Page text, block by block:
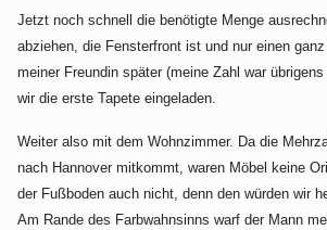
Jetzt noch schnell die benötigte Menge
abziehen, die Fensterfront ist und nur einen
meiner Freundin später (meine Zahl war
wir die erste Tapete eingeladen.
Weiter also mit dem Wohnzimmer. Da die
nach Hannover mitkommt, waren Möbel keine
der Fußboden auch nicht, denn den würden wir
Am Rande des Farbwahnsinns warf der Mann